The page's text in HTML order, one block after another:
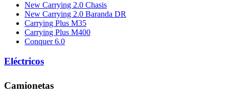
New Carrying 2.0 Chasis
New Carrying 2.0 Baranda DR
Carrying Plus M35
Carrying Plus M400
Conquer 6.0
Eléctricos
Camionetas